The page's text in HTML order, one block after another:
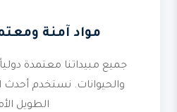
مواد آمنة
جميع مبيداتنا معتمدة
والحيوانات. نستخدم أحدث
الطويل